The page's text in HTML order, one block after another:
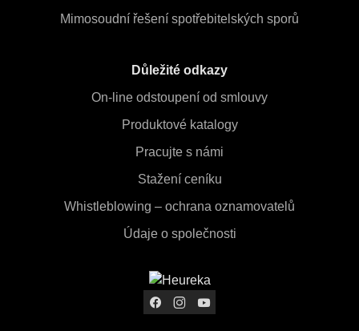
Mimosoudní řešení spotřebitelských sporů
Důležité odkazy
On-line odstoupení od smlouvy
Produktové katalogy
Pracujte s námi
Stažení ceníku
Whistleblowing – ochrana oznamovatelů
Údaje o společnosti